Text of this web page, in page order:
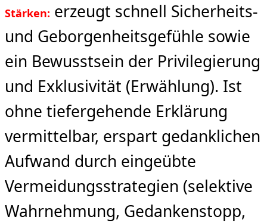
Stärken: erzeugt schnell Sicherheits-
und Geborgenheitsgefühle sowie
ein Bewusstsein der Privilegierung
und Exklusivität (Erwählung). Ist
ohne tiefergehende Erklärung
vermittelbar, erspart gedanklichen
Aufwand durch eingeübte
Vermeidungsstrategien (selektive
Wahrnehmung, Gedankenstopp,